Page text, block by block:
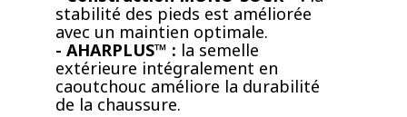
stabilité des pieds est améliorée
avec un maintien optimale.
- AHARPLUS™ : la semelle
extérieure intégralement en
caoutchouc améliore la durabilité
de la chaussure.